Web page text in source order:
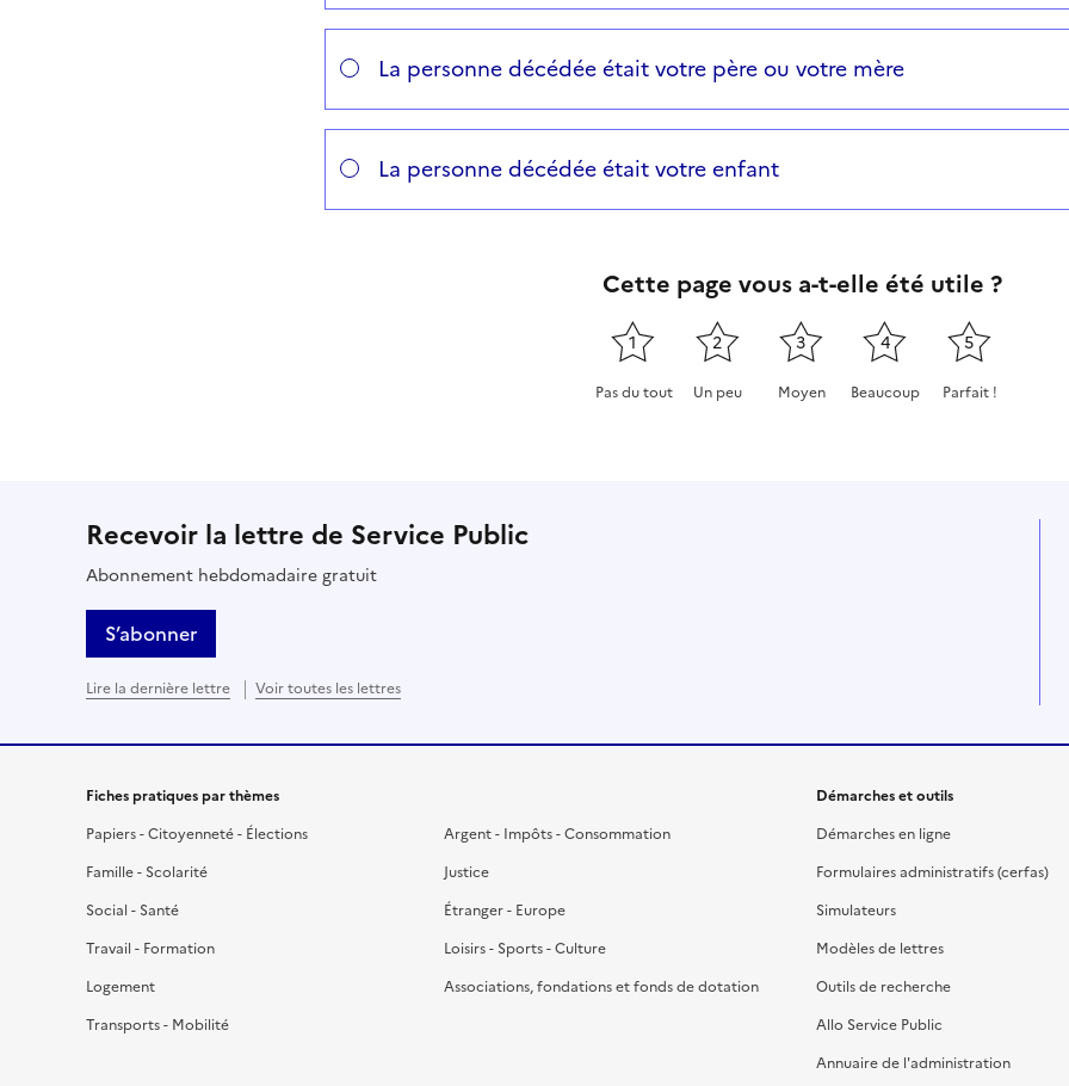
La personne décédée était votre père ou votre mère
La personne décédée était votre enfant
Cette page vous a-t-elle été utile ?
1
Pas du tout
2
Un peu
3
Moyen
4
Beaucoup
5
Parfait !
Recevoir la lettre de Service Public
Abonnement hebdomadaire gratuit
S’abonner
Lire la dernière lettre Voir toutes les lettres
Fiches pratiques par thèmes
Papiers - Citoyenneté - Élections
Famille - Scolarité
Social - Santé
Travail - Formation
Logement
Transports - Mobilité
Argent - Impôts - Consommation
Justice
Étranger - Europe
Loisirs - Sports - Culture
Associations, fondations et fonds de dotation
Démarches et outils
Démarches en ligne
Formulaires administratifs (cerfas)
Simulateurs
Modèles de lettres
Outils de recherche
Allo Service Public
Annuaire de l'administration